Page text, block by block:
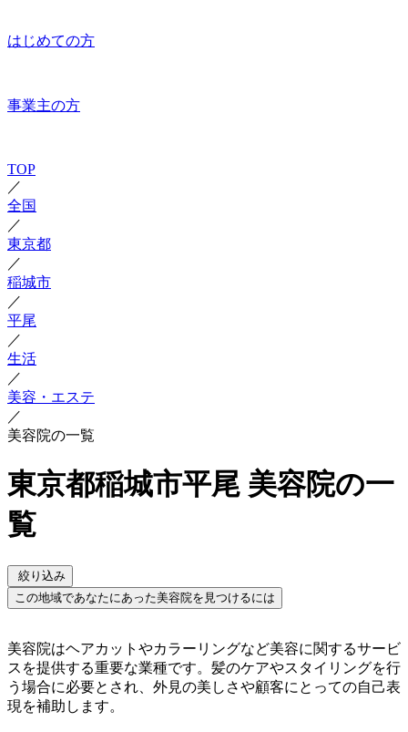
はじめての方
事業主の方
TOP
／
全国
／
東京都
／
稲城市
／
平尾
／
生活
／
美容・エステ
／
美容院の一覧
東京都稲城市平尾 美容院の一
覧
絞り込み
この地域であなたにあった美容院を見つけるには
美容院はヘアカットやカラーリングなど美容に関するサービ
スを提供する重要な業種です。髪のケアやスタイリングを行
う場合に必要とされ、外見の美しさや顧客にとっての自己表
現を補助します。